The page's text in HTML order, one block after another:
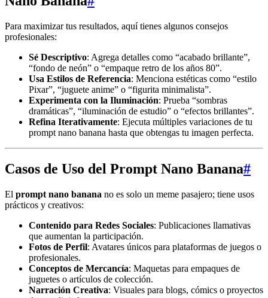
Para maximizar tus resultados, aquí tienes algunos consejos
profesionales:
Sé Descriptivo: Agrega detalles como “acabado brillante”,
“fondo de neón” o “empaque retro de los años 80”.
Usa Estilos de Referencia: Menciona estéticas como “estilo
Pixar”, “juguete anime” o “figurita minimalista”.
Experimenta con la Iluminación: Prueba “sombras
dramáticas”, “iluminación de estudio” o “efectos brillantes”.
Refina Iterativamente: Ejecuta múltiples variaciones de tu
prompt nano banana hasta que obtengas tu imagen perfecta.
Casos de Uso del Prompt Nano Banana#
El prompt nano banana no es solo un meme pasajero; tiene usos
prácticos y creativos:
Contenido para Redes Sociales: Publicaciones llamativas
que aumentan la participación.
Fotos de Perfil: Avatares únicos para plataformas de juegos o
profesionales.
Conceptos de Mercancía: Maquetas para empaques de
juguetes o artículos de colección.
Narración Creativa: Visuales para blogs, cómics o proyectos